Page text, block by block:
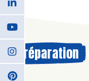
Préparation